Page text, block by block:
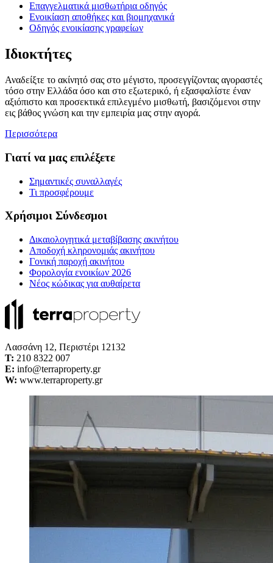
Επαγγελματικά μισθωτήρια οδηγός
Ενοικίαση αποθήκες και βιομηχανικά
Οδηγός ενοικίασης γραφείων
Ιδιοκτήτες
Αναδείξτε το ακίνητό σας στο μέγιστο, προσεγγίζοντας αγοραστές
τόσο στην Ελλάδα όσο και στο εξωτερικό, ή εξασφαλίστε έναν
αξιόπιστο και προσεκτικά επιλεγμένο μισθωτή, βασιζόμενοι στην
εις βάθος γνώση και την εμπειρία μας στην αγορά.
Περισσότερα
Γιατί να μας επιλέξετε
Σημαντικές συναλλαγές
Τι προσφέρουμε
Χρήσιμοι Σύνδεσμοι
Δικαιολογητικά μεταβίβασης ακινήτου
Αποδοχή κληρονομιάς ακινήτου
Γονική παροχή ακινήτου
Φορολογία ενοικίων 2026
Νέος κώδικας για αυθαίρετα
Λασσάνη 12, Περιστέρι 12132
Τ: 210 8322 007
E: info@terraproperty.gr
W: www.terraproperty.gr